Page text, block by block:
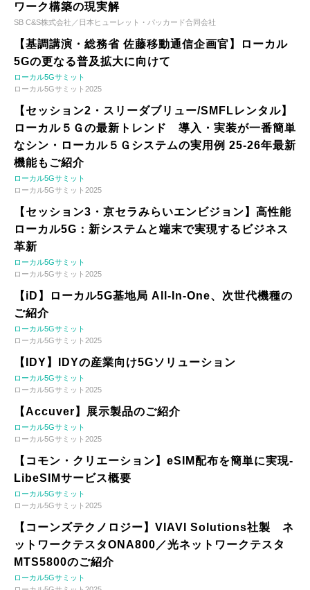
ワーク構築の現実解
SB C&S株式会社／日本ヒューレット・パッカード合同会社
【基調講演・総務省 佐藤移動通信企画官】ローカル
5Gの更なる普及拡大に向けて
ローカル5Gサミット
ローカル5Gサミット2025
【セッション2・スリーダブリュー/SMFLレンタル】
ローカル５Ｇの最新トレンド 導入・実装が一番簡単
なシン・ローカル５Ｇシステムの実用例 25-26年最新
機能もご紹介
ローカル5Gサミット
ローカル5Gサミット2025
【セッション3・京セラみらいエンビジョン】高性能
ローカル5G：新システムと端末で実現するビジネス
革新
ローカル5Gサミット
ローカル5Gサミット2025
【iD】ローカル5G基地局 All-In-One、次世代機種の
ご紹介
ローカル5Gサミット
ローカル5Gサミット2025
【IDY】IDYの産業向け5Gソリューション
ローカル5Gサミット
ローカル5Gサミット2025
【Accuver】展示製品のご紹介
ローカル5Gサミット
ローカル5Gサミット2025
【コモン・クリエーション】eSIM配布を簡単に実現-
LibeSIMサービス概要
ローカル5Gサミット
ローカル5Gサミット2025
【コーンズテクノロジー】VIAVI Solutions社製 ネ
ットワークテスタONA800／光ネットワークテスタ
MTS5800のご紹介
ローカル5Gサミット